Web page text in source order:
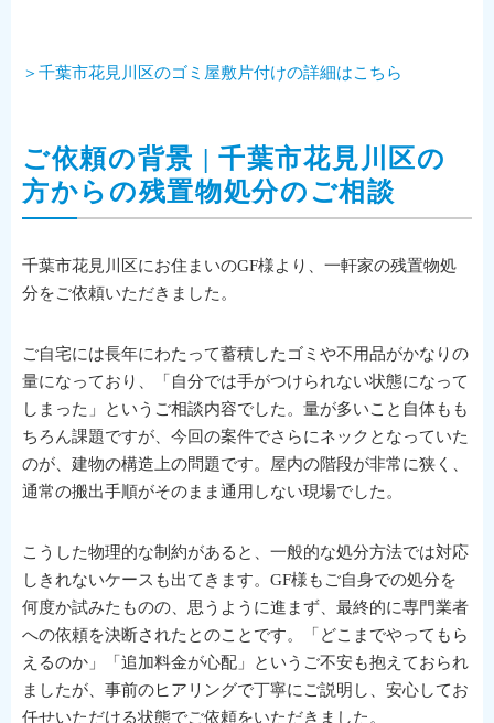
＞千葉市花見川区のゴミ屋敷片付けの詳細はこちら
ご依頼の背景 | 千葉市花見川区の
方からの残置物処分のご相談
千葉市花見川区にお住まいのGF様より、一軒家の残置物処
分をご依頼いただきました。
ご自宅には長年にわたって蓄積したゴミや不用品がかなりの
量になっており、「自分では手がつけられない状態になって
しまった」というご相談内容でした。量が多いこと自体もも
ちろん課題ですが、今回の案件でさらにネックとなっていた
のが、建物の構造上の問題です。屋内の階段が非常に狭く、
通常の搬出手順がそのまま通用しない現場でした。
こうした物理的な制約があると、一般的な処分方法では対応
しきれないケースも出てきます。GF様もご自身での処分を
何度か試みたものの、思うように進まず、最終的に専門業者
への依頼を決断されたとのことです。「どこまでやってもら
えるのか」「追加料金が心配」というご不安も抱えておられ
ましたが、事前のヒアリングで丁寧にご説明し、安心してお
任せいただける状態でご依頼をいただきました。